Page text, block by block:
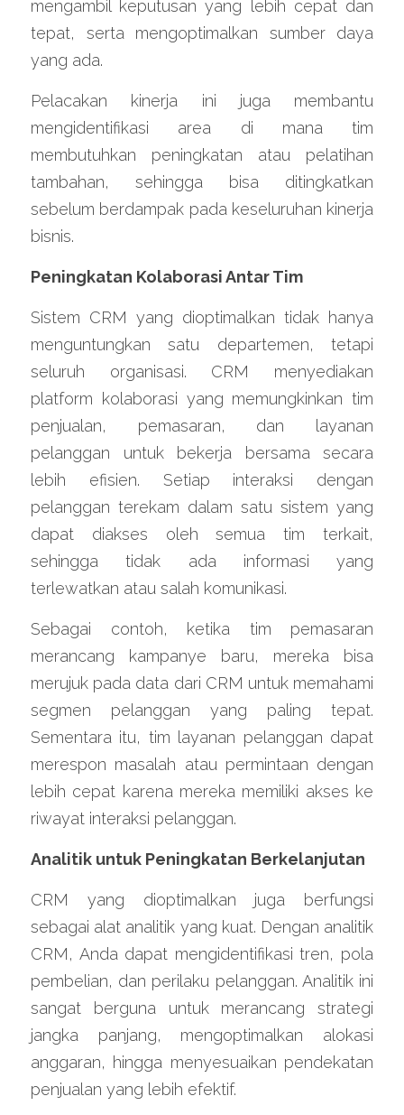
mengambil keputusan yang lebih cepat dan
tepat, serta mengoptimalkan sumber daya
yang ada.
Pelacakan kinerja ini juga membantu
mengidentifikasi area di mana tim
membutuhkan peningkatan atau pelatihan
tambahan, sehingga bisa ditingkatkan
sebelum berdampak pada keseluruhan kinerja
bisnis.
Peningkatan Kolaborasi Antar Tim
Sistem CRM yang dioptimalkan tidak hanya
menguntungkan satu departemen, tetapi
seluruh organisasi. CRM menyediakan
platform kolaborasi yang memungkinkan tim
penjualan, pemasaran, dan layanan
pelanggan untuk bekerja bersama secara
lebih efisien. Setiap interaksi dengan
pelanggan terekam dalam satu sistem yang
dapat diakses oleh semua tim terkait,
sehingga tidak ada informasi yang
terlewatkan atau salah komunikasi.
Sebagai contoh, ketika tim pemasaran
merancang kampanye baru, mereka bisa
merujuk pada data dari CRM untuk memahami
segmen pelanggan yang paling tepat.
Sementara itu, tim layanan pelanggan dapat
merespon masalah atau permintaan dengan
lebih cepat karena mereka memiliki akses ke
riwayat interaksi pelanggan.
Analitik untuk Peningkatan Berkelanjutan
CRM yang dioptimalkan juga berfungsi
sebagai alat analitik yang kuat. Dengan analitik
CRM, Anda dapat mengidentifikasi tren, pola
pembelian, dan perilaku pelanggan. Analitik ini
sangat berguna untuk merancang strategi
jangka panjang, mengoptimalkan alokasi
anggaran, hingga menyesuaikan pendekatan
penjualan yang lebih efektif.